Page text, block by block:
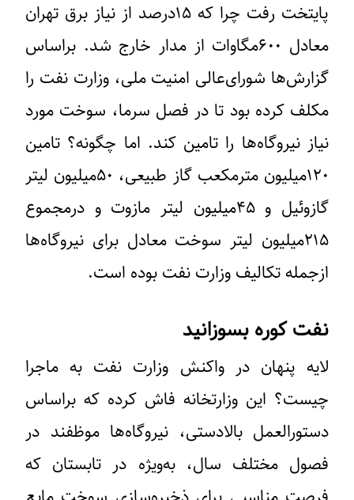
پایتخت رفت چرا که ۱۵درصد از نیاز برق تهران
معادل ۶۰۰مگاوات از مدار خارج شد. براساس
گزارش‌ها شورای‌عالی امنیت ملی، وزارت نفت را
مکلف کرده بود تا در فصل سرما، سوخت مورد
نیاز نیروگاه‌ها را تامین کند. اما چگونه؟ تامین
۱۲۰میلیون مترمکعب گاز طبیعی، ۵۰میلیون لیتر
گازوئیل و ۴۵میلیون لیتر مازوت و درمجموع
۲۱۵میلیون لیتر سوخت معادل برای نیروگاه‌‎ها
ازجمله تکالیف وزارت نفت بوده است.
نفت کوره بسوزانید
لایه پنهان در واکنش وزارت نفت به ماجرا
چیست؟ این وزارتخانه فاش کرده که براساس
دستورالعمل بالادستی، نیروگاه‌ها موظفند در
فصول مختلف سال، به‌ویژه در تابستان که